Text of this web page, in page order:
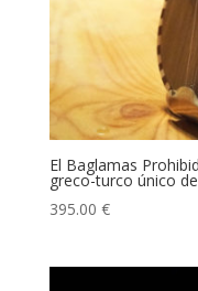
El Baglamas
greco-turco único
395.00 €